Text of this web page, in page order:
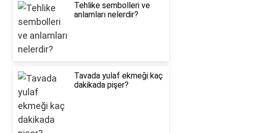
Tehlike sembolleri ve
anlamları nelerdir?
Tavada yulaf ekmeği kaç
dakikada pişer?